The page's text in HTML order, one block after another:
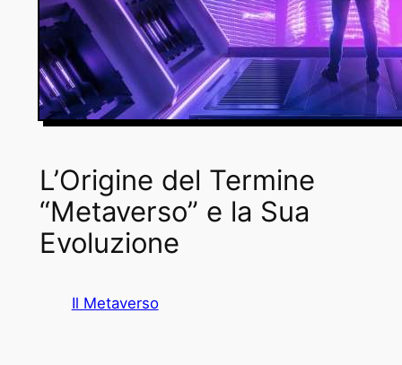
L’Origine del Termine
“Metaverso” e la Sua
Evoluzione
Il Metaverso